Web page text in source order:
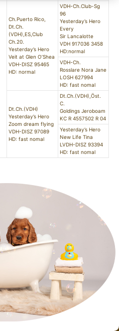
Ch.Puerto Rico,
Dt.Ch.
(VDH),ES,Club
Ch.20.
Yesterday’s Hero
Veit at Glen O’Shea
VDH-DISZ 95465
HD: normal
VDH-Ch.Club-Sg
96
Yesterday’s Hero
Every
Sir Lancalotte
VDH 917036 3458
HD:normal
VDH-Ch.
Rosslare Nora Jane
LOSH 627994
HD: fast nomal
Dt.Ch.(VDH)
Yesterday’s Hero
Zoom dream flying
VDH-DISZ 97089
HD: fast nomal
Dt.Ch.(VDH),Öst.
C.
Goldings Jeroboam
KC R 4557502 R 04
Yesterday’s Hero
New Life Tina
LVDH-DISZ 93394
HD: fast nomal